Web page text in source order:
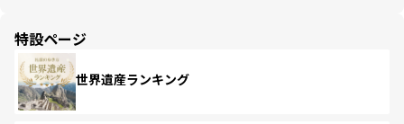
特設ページ
世界遺産ランキング